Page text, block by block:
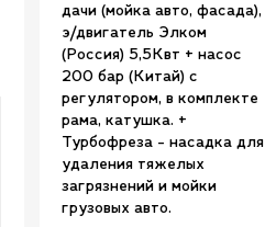
дачи (мойка авто, фасада),
э/двигатель Элком
(Россия) 5,5Квт + насос
200 бар (Китай) с
регулятором, в комплекте
рама, катушка. +
Турбофреза - насадка для
удаления тяжелых
загрязнений и мойки
грузовых авто.